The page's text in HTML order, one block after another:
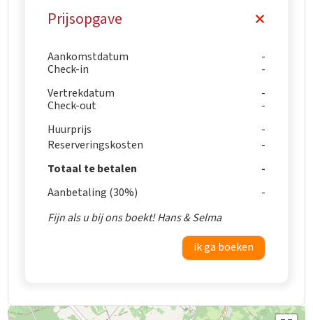
Prijsopgave
Aankomstdatum
Check-in
Vertrekdatum
Check-out
Huurprijs
Reserveringskosten
Totaal te betalen
Aanbetaling (30%)
Fijn als u bij ons boekt! Hans & Selma
ik ga boeken